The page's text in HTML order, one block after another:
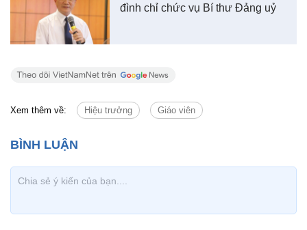
đình chỉ chức vụ Bí thư Đảng uỷ
Xem thêm về: Hiệu trưởng Giáo viên